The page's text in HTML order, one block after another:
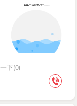
下(0)